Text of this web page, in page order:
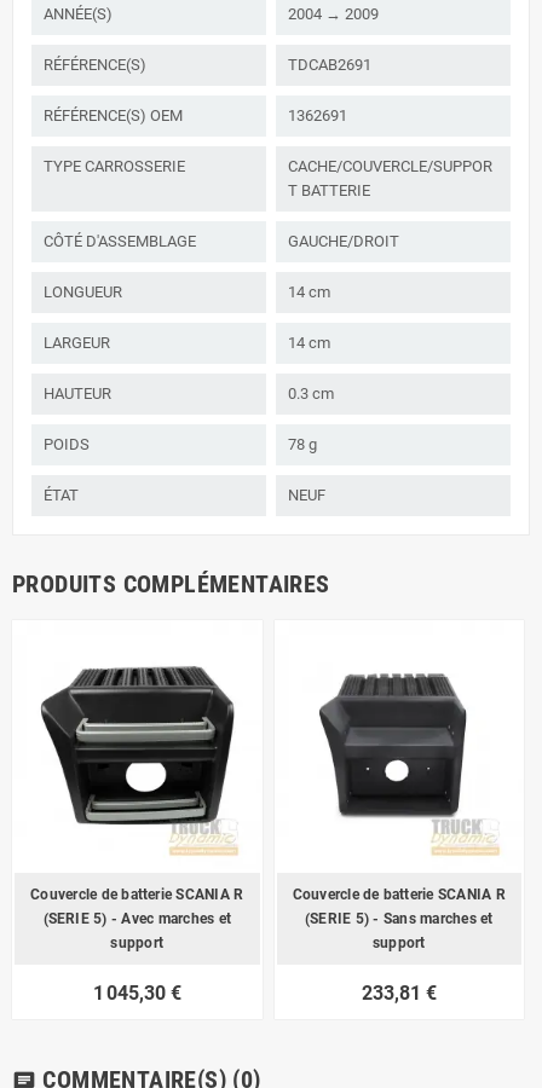
ANNÉE(S) 2004 → 2009
RÉFÉRENCE(S) TDCAB2691
RÉFÉRENCE(S) OEM 1362691
TYPE CARROSSERIE
CACHE/COUVERCLE/SUPPOR
T BATTERIE
CÔTÉ D'ASSEMBLAGE GAUCHE/DROIT
LONGUEUR 14 cm
LARGEUR 14 cm
HAUTEUR 0.3 cm
POIDS 78 g
ÉTAT NEUF
PRODUITS COMPLÉMENTAIRES
Couvercle de batterie SCANIA R
(SERIE 5) - Avec marches et
support
1 045,30 €
Couvercle de batterie SCANIA R
(SERIE 5) - Sans marches et
support
233,81 €
chat COMMENTAIRE(S) (0)